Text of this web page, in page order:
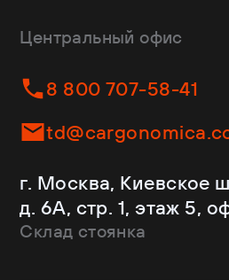
Изотермы
Контейнеровозы
Самосвалы
Ломовозы
С кониками
Рефрижераторы
Dongfeng
Helfimmer
JAC
Kassbohrer
Krone
Mercedes-Benz
Schmitz Cargobull
Shacman
Центральный офис
8 800 707-58-41
г. Москва, Киевское
д. 6А, стр. 1, этаж 5,
Склад стоянка